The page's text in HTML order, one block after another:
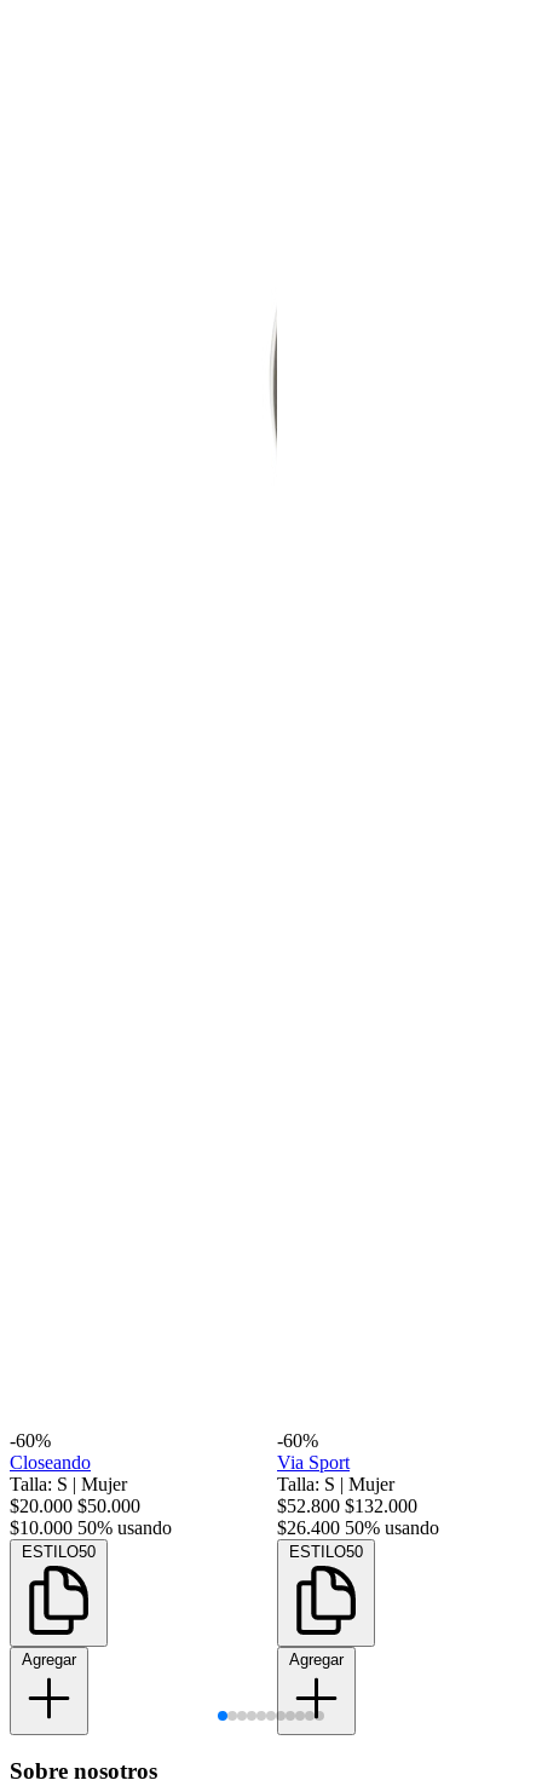
-60%
Closeando
Talla: S | Mujer
$20.000 $50.000
$10.000 50% usando
ESTILO50
Agregar
-60%
Via Sport
Talla: S | Mujer
$52.800 $132.000
$26.400 50% usando
ESTILO50
Agregar
Sobre nosotros